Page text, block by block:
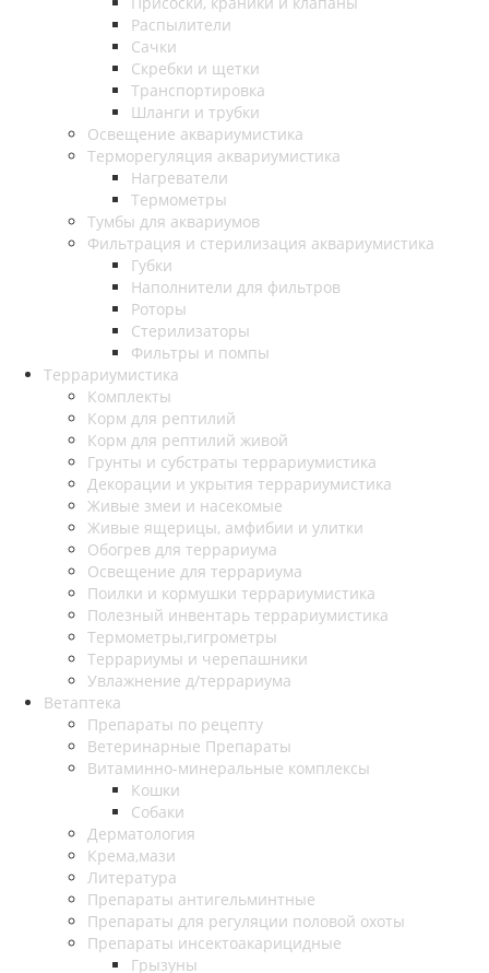
Распылители
Сачки
Скребки и щетки
Транспортировка
Шланги и трубки
Освещение аквариумистика
Терморегуляция аквариумистика
Нагреватели
Термометры
Тумбы для аквариумов
Фильтрация и стерилизация аквариумистика
Губки
Наполнители для фильтров
Роторы
Стерилизаторы
Фильтры и помпы
Террариумистика
Комплекты
Корм для рептилий
Корм для рептилий живой
Грунты и субстраты террариумистика
Декорации и укрытия террариумистика
Живые змеи и насекомые
Живые ящерицы, амфибии и улитки
Обогрев для террариума
Освещение для террариума
Поилки и кормушки террариумистика
Полезный инвентарь террариумистика
Термометры,гигрометры
Террариумы и черепашники
Увлажнение д/террариума
Ветаптека
Препараты по рецепту
Ветеринарные Препараты
Витаминно-минеральные комплексы
Кошки
Собаки
Дерматология
Крема,мази
Литература
Препараты антигельминтные
Препараты для регуляции половой охоты
Препараты инсектоакарицидные
Грызуны